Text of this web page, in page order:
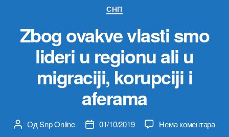
Категорије
СНП
Zbog ovakve vlasti smo
lideri u regionu ali u
migraciji, korupciji i
aferama
Аутор
ОдSnp Online
Датум01/10/2019 Нема коментарана